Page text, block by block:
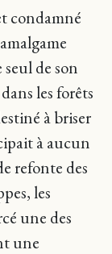
condamné
de son
les forêts
à briser
à aucun
refonte des
les
une des
une